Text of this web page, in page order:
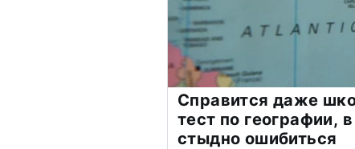
Справится даже
тест по географии,
стыдно ошибиться